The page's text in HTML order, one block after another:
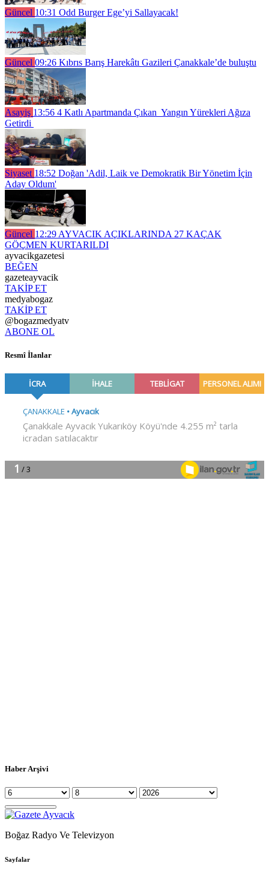
Güncel 10:31 Odd Burger Ege’yi Sallayacak!
Güncel 09:26 Kıbrıs Barış Harekâtı Gazileri Çanakkale’de buluştu
Asayiş 13:56 4 Katlı Apartmanda Çıkan Yangın Yürekleri Ağıza
Getirdi
Siyaset 18:52 Doğan 'Adil, Laik ve Demokratik Bir Yönetim İçin
Aday Oldum'
Güncel 12:29 AYVACIK AÇIKLARINDA 27 KAÇAK
GÖÇMEN KURTARILDI
ayvacikgazetesi
BEĞEN
gazeteayvacik
TAKİP ET
medyabogaz
TAKİP ET
@bogazmedyatv
ABONE OL
Resmî İlanlar
Haber Arşivi
Boğaz Radyo Ve Televizyon
Sayfalar